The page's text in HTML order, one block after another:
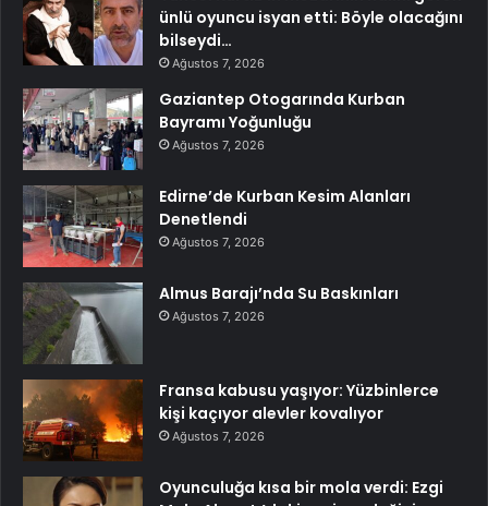
ünlü oyuncu isyan etti: Böyle olacağını
bilseydi…
Ağustos 7, 2026
Gaziantep Otogarında Kurban
Bayramı Yoğunluğu
Ağustos 7, 2026
Edirne’de Kurban Kesim Alanları
Denetlendi
Ağustos 7, 2026
Almus Barajı’nda Su Baskınları
Ağustos 7, 2026
Fransa kabusu yaşıyor: Yüzbinlerce
kişi kaçıyor alevler kovalıyor
Ağustos 7, 2026
Oyunculuğa kısa bir mola verdi: Ezgi